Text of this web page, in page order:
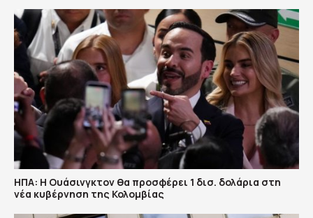
ΗΠΑ: H Ουάσινγκτον θα προσφέρει 1 δισ. δολάρια στη
νέα κυβέρνηση της Κολομβίας